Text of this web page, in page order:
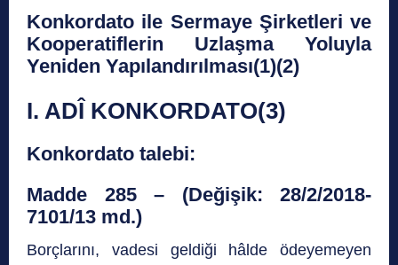
Konkordato ile Sermaye Şirketleri ve
Kooperatiflerin Uzlaşma Yoluyla
Yeniden Yapılandırılması(1)(2)
I. ADÎ KONKORDATO(3)
Konkordato talebi:
Madde 285 – (Değişik: 28/2/2018-
7101/13 md.)
Borçlarını, vadesi geldiği hâlde ödeyemeyen